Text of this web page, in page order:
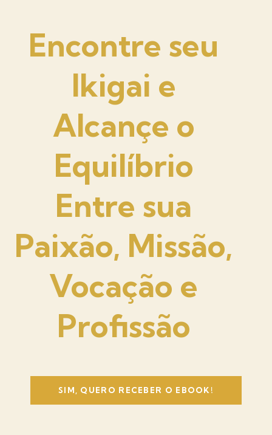
Encontre seu
Ikigai e
Alcançe o
Equilíbrio
Entre sua
Paixão, Missão,
Vocação e
Profissão
SIM, QUERO RECEBER O EBOOK!